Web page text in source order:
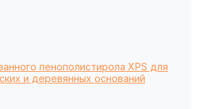
пенополистирола XPS для
и деревянных оснований